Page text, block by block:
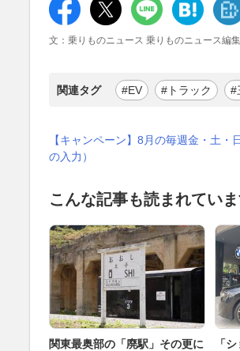
文：乗りものニュース 乗りものニュース編
関連タグ #EV #トラック #
【キャンペーン】8月の毎週金・土
の入力）
こんな記事も読まれてい
関東最奥部の「廃駅」その更に
「